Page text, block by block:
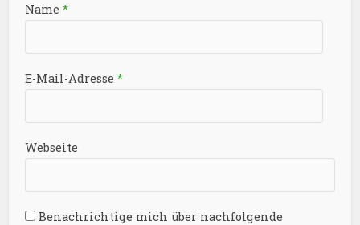
Name*
E-Mail-Adresse*
Webseite
Benachrichtige mich über nachfolgende